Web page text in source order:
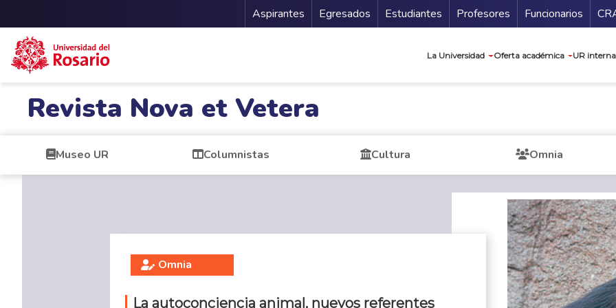
Menu Secundario
Aspirantes Egresados Estudiantes Profesores Funcionarios
La Universidad Oferta académica UR
Revista Nova et Vetera
Museo UR Columnistas Cultura Omnia
Omnia
La autoconciencia animal, nuevos referentes